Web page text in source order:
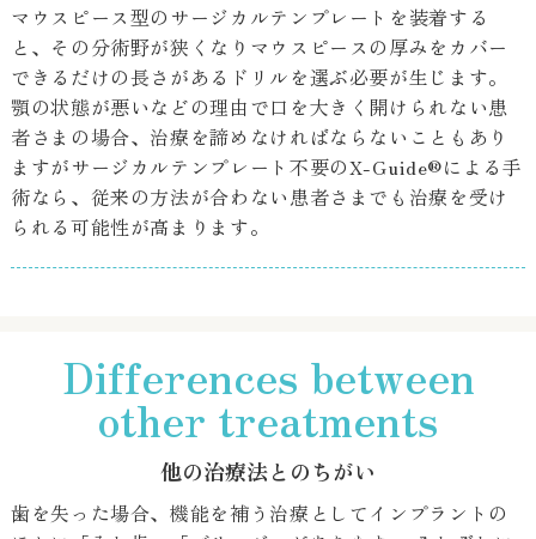
マウスピース型のサージカルテンプレートを装着する
と、その分術野が狭くなりマウスピースの厚みをカバー
できるだけの長さがあるドリルを選ぶ必要が生じます。
顎の状態が悪いなどの理由で口を大きく開けられない患
者さまの場合、治療を諦めなければならないこともあり
ますがサージカルテンプレート不要のX-Guide®による手
術なら、従来の方法が合わない患者さまでも治療を受け
られる可能性が高まります。
Differences between
other treatments
他の治療法とのちがい
歯を失った場合、機能を補う治療としてインプラントの